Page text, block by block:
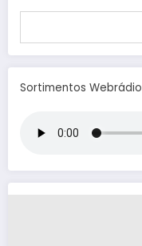
Sortimentos Webrádio